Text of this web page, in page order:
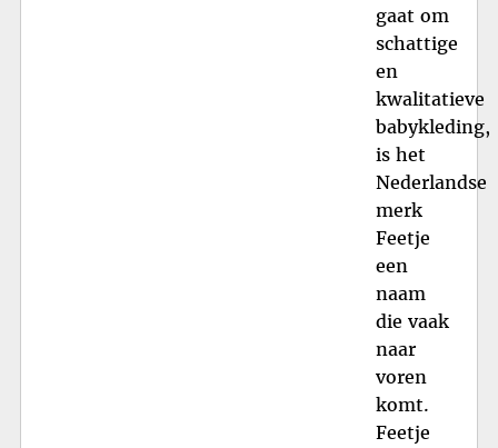
gaat om
schattige
en
kwalitatieve
babykleding,
is het
Nederlandse
merk
Feetje
een
naam
die vaak
naar
voren
komt.
Feetje